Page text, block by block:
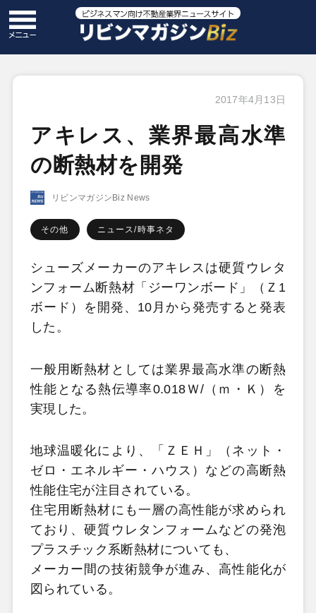
2017年4月13日
アキレス、業界最高水準
の断熱材を開発
リビンマガジンBiz News
その他 ニュース/時事ネタ
シューズメーカーのアキレスは硬質ウレタ
ンフォーム断熱材「ジーワンボード」（Ｚ1
ボード）を開発、10月から発売すると発表
した。
一般用断熱材としては業界最高水準の断熱
性能となる熱伝導率0.018Ｗ/（ｍ・Ｋ）を
実現した。
地球温暖化により、「ＺＥＨ」（ネット・
ゼロ・エネルギー・ハウス）などの高断熱
性能住宅が注目されている。
住宅用断熱材にも一層の高性能が求められ
ており、硬質ウレタンフォームなどの発泡
プラスチック系断熱材についても、
メーカー間の技術競争が進み、高性能化が
図られている。